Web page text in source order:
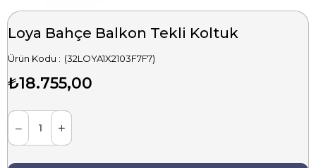
Loya Bahçe Balkon Tekli Koltuk
(32LOYA1X2103F7F7)
₺18.755,00